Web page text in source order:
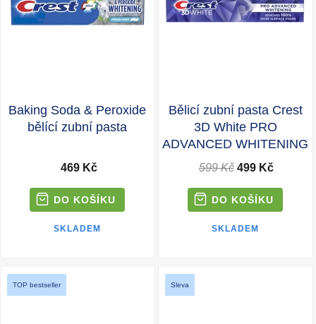
Baking Soda & Peroxide
bělící zubní pasta
469 Kč
SKLADEM
Bělicí zubní pasta Crest
3D White PRO
ADVANCED WHITENING
599 Kč 499 Kč
SKLADEM
TOP bestseller Sleva